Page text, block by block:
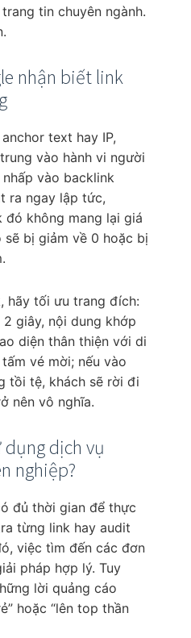
tin chuyên ngành.
nhận biết link
text hay IP,
vào hành vi người
vào backlink
ra ngay lập tức,
đó không mang lại giá
bị giảm về 0 hoặc bị
hãy tối ưu trang đích:
giây, nội dung khớp
diện thân thiện với di
vé mời; nếu vào
tồi tệ, khách sẽ rời đi
nên vô nghĩa.
dụng dịch vụ
nghiệp?
đủ thời gian để thực
từng link hay audit
việc tìm đến các đơn
pháp hợp lý. Tuy
lời quảng cáo
hoặc “lên top thần